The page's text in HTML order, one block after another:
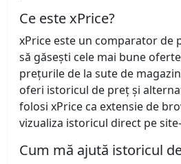
Ce este xPrice?
xPrice este un comparator de
să găsești cele mai bune
prețurile de la sute de
oferi istoricul de preț și
folosi xPrice ca extensie de
vizualiza istoricul direct pe
Cum mă ajută istoricul